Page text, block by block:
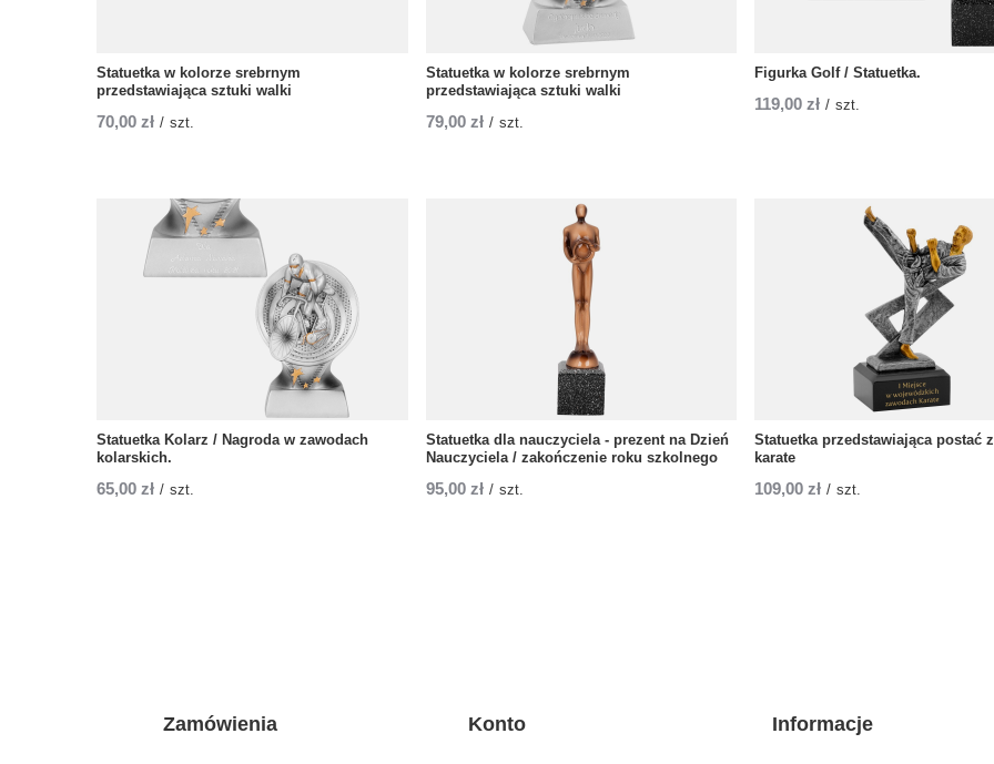
Statuetka w kolorze srebrnym
przedstawiająca sztuki walki
70,00 zł / szt.
Statuetka w kolorze srebrnym
przedstawiająca sztuki walki
79,00 zł / szt.
Figurka Golf / Statuetka.
119,00 zł / szt.
Statuetka Kolarz / Nagroda w zawodach
kolarskich.
65,00 zł / szt.
Statuetka dla nauczyciela - prezent na Dzień
Nauczyciela / zakończenie roku szkolnego
95,00 zł / szt.
Statuetka przedstawiająca postać
karate
109,00 zł / szt.
Zamówienia Konto Informacje